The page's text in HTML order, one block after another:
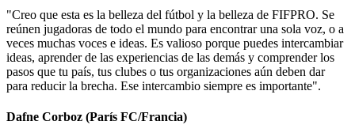
"Creo que esta es la belleza del fútbol y la belleza de FIFPRO. Se
reúnen jugadoras de todo el mundo para encontrar una sola voz, o a
veces muchas voces e ideas. Es valioso porque puedes intercambiar
ideas, aprender de las experiencias de las demás y comprender los
pasos que tu país, tus clubes o tus organizaciones aún deben dar
para reducir la brecha. Ese intercambio siempre es importante".
Dafne Corboz (París FC/Francia)